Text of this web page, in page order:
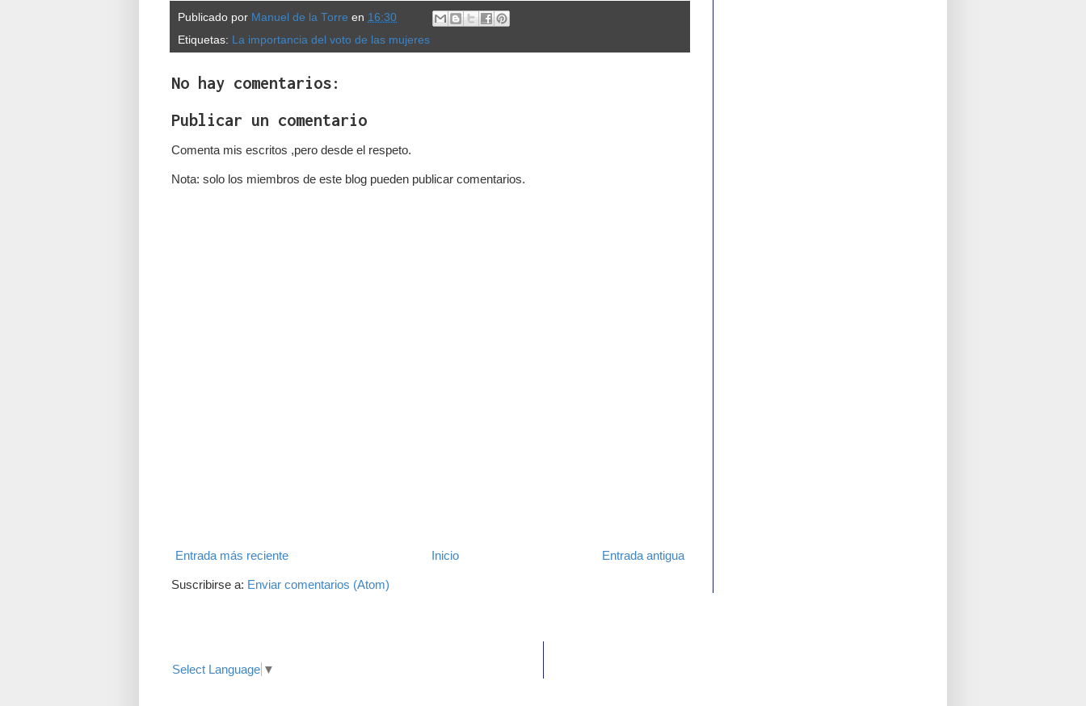
Publicado por Manuel de la Torre en 16:30
Etiquetas: La importancia del voto de las mujeres
No hay comentarios:
Publicar un comentario
Comenta mis escritos ,pero desde el respeto.
Nota: solo los miembros de este blog pueden publicar comentarios.
Entrada más reciente Entrada antigua
Inicio
Suscribirse a: Enviar comentarios (Atom)
Select Language ▼